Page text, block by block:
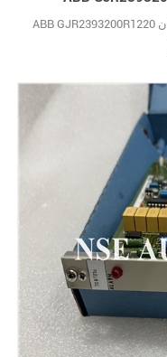
ABB GJR2393200R1220 وصول جديد بسعر جيد جودة عالية ، مع ضمان